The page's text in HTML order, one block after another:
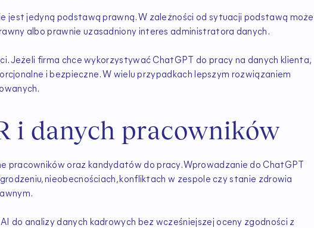
jest jedyną podstawą prawną. W zależności od sytuacji podstawą może
albo prawnie uzasadniony interes administratora danych.
Jeżeli firma chce wykorzystywać ChatGPT do pracy na danych klienta,
i bezpieczne. W wielu przypadkach lepszym rozwiązaniem
i danych pracowników
pracowników oraz kandydatów do pracy. Wprowadzanie do ChatGPT
nieobecnościach, konfliktach w zespole czy stanie zdrowia
do analizy danych kadrowych bez wcześniejszej oceny zgodności z